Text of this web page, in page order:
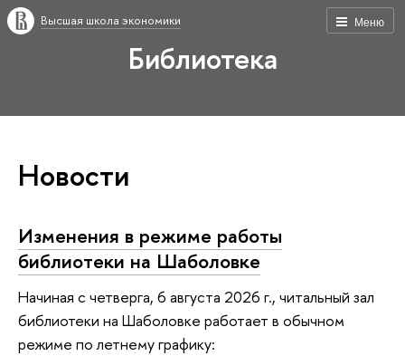
Меню
Высшая школа экономики
Библиотека
Новости
Изменения в режиме работы
библиотеки на Шаболовке
Начиная с четверга, 6 августа 2026 г., читальный зал
библиотеки на Шаболовке работает в обычном
режиме по летнему графику: